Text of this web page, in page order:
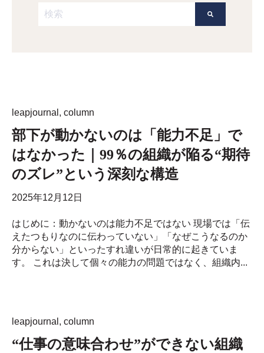
これは、自動候補機能付きの検索フィールドです。
leapjournal , column
部下が動かないのは「能力不足」で
はなかった｜99％の組織が陥る“期待
のズレ”という深刻な構造
2025年12月12日
はじめに：動かないのは能力不足ではない 現場では「伝
えたつもりなのに伝わっていない」「なぜこうなるのか
分からない」といったすれ違いが日常的に起きていま
す。 これは決して個々の能力の問題ではなく、組織内...
leapjournal , column
“仕事の意味合わせ”ができない組織